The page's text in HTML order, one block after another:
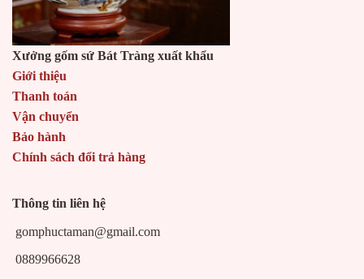
Xưởng gốm sứ Bát Tràng xuất khẩu
Giới thiệu
Thanh toán
Vận chuyển
Bảo hành
Chính sách đổi trả hàng
Thông tin liên hệ
gomphuctaman@gmail.com
0889966628